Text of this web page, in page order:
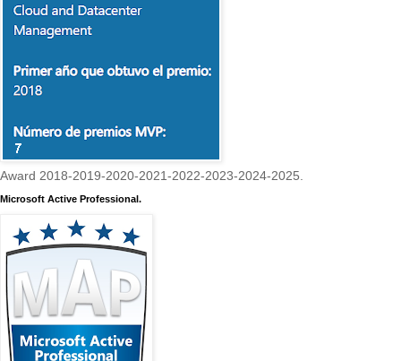
Award 2018-2019-2020-2021-2022-2023-2024-2025.
Microsoft Active Professional.